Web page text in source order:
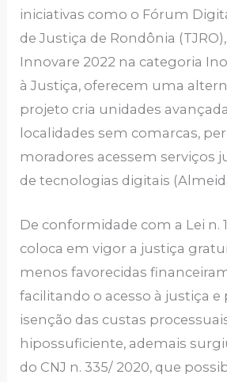
iniciativas como o Fórum
de Justiça de Rondônia
Innovare 2022 na categoria
à Justiça, oferecem uma
projeto cria unidades
localidades sem comarcas,
moradores acessem serviços
de tecnologias digitais
De conformidade com a Lei n.
coloca em vigor a justiça
menos favorecidas
facilitando o acesso à justiça
isenção das custas
hipossuficiente, ademais
do CNJ n. 335/ 2020, que